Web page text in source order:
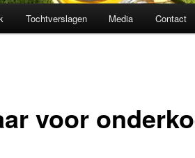
Tochtverslagen Media Contact
voor